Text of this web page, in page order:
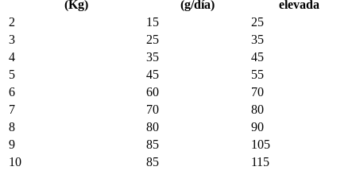
(Kg)
(g/día)
elevada
2
15
25
3
25
35
4
35
45
5
45
55
6
60
70
7
70
80
8
80
90
9
85
105
10
85 115